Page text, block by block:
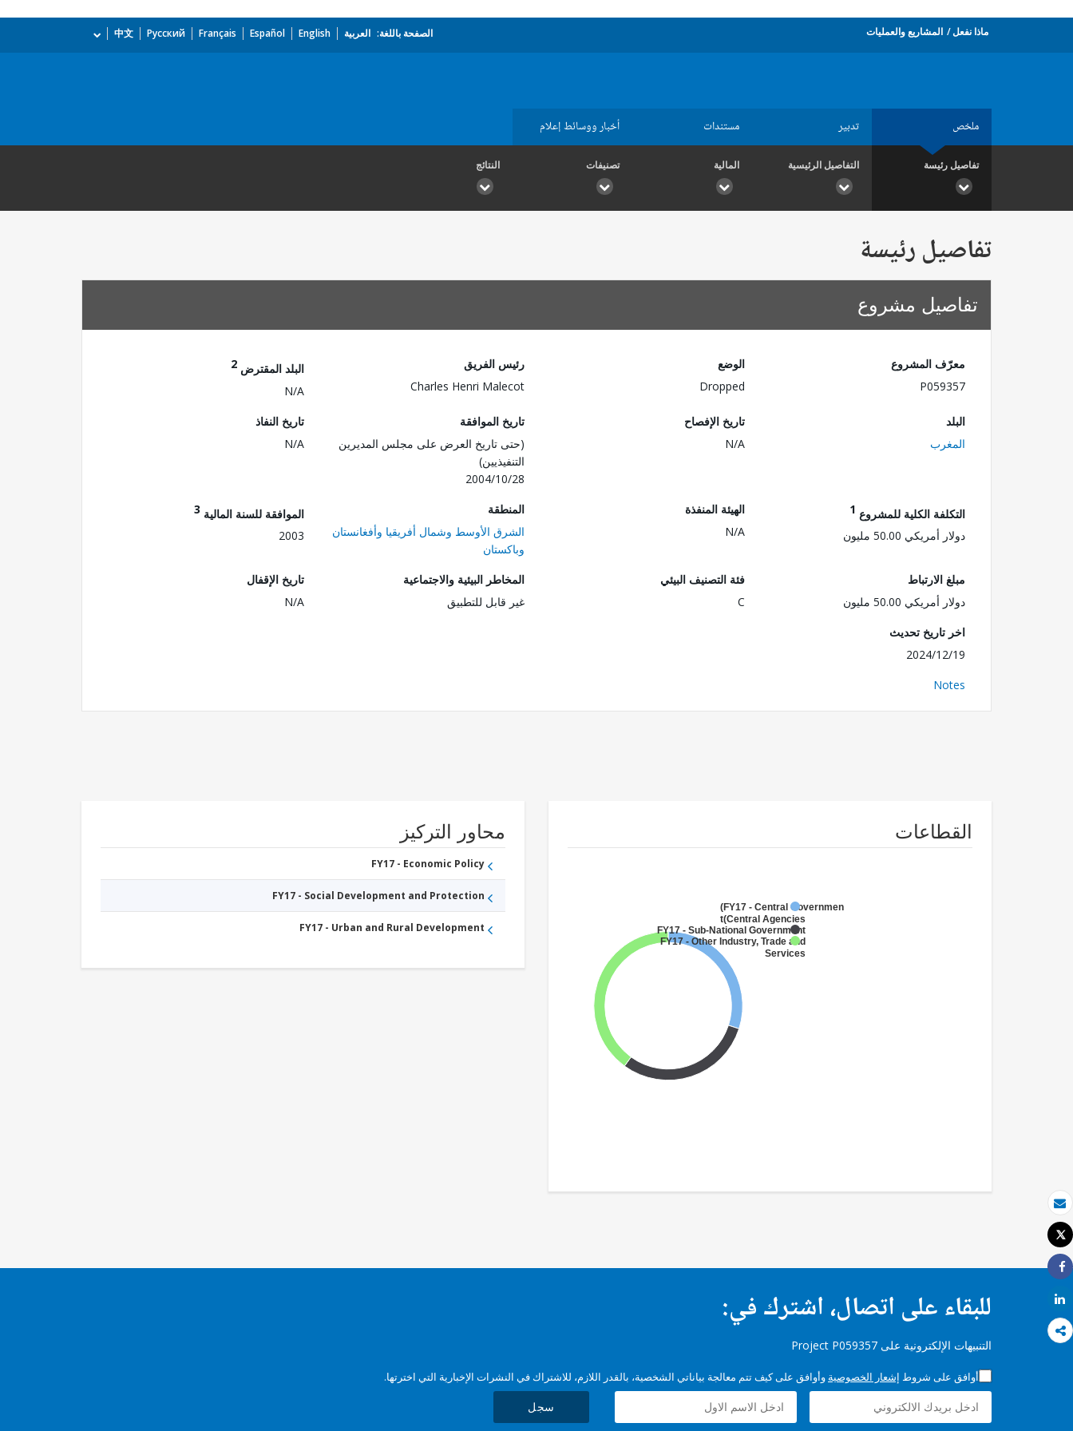
بريد الكتروني
طباعة
Tweet
Share
Share
ماذا نفعل المشاريع والعمليات الصفحة باللغة: العربية English
Español
Français
Русский
中文
ملخص تدبير مستندات أخبار ووسائط إعلام
تفاصيل رئيسة التفاصيل الرئيسية المالية تصنيفات النتائج
تفاصيل رئيسة
تفاصيل مشروع
معرّف المشروع
P059357
الوضع
Dropped
رئيس الفريق
Charles Henri Malecot
البلد المقترض 2
N/A
البلد
المغرب
تاريخ الإفصاح
N/A
تاريخ الموافقة
(حتى تاريخ العرض على مجلس المديرين
التنفيذيين)
2004/10/28
تاريخ النفاذ
N/A
التكلفة الكلية للمشروع 1
دولار أمريكي 50.00 مليون
الهيئة المنفذة
N/A
المنطقة
الشرق الأوسط وشمال أفريقيا وأفغانستان
وباكستان
الموافقة للسنة المالية 3
2003
مبلغ الارتباط
دولار أمريكي 50.00 مليون
فئة التصنيف البيئي
C
المخاطر البيئية والاجتماعية
غير قابل للتطبيق
تاريخ الإقفال
N/A
اخر تاريخ تحديث
2024/12/19
Notes
القطاعات
FY17 - Central Government
(Central Agencies
)
FY17 - Sub-National Government
FY17 - Other Industry, Trade and
Services
محاور التركيز
FY17 - Economic Policy
FY17 - Social Development and Protection
FY17 - Urban and Rural Development
للبقاء على اتصال، اشترك في:
التنبيهات الإلكترونية على Project P059357
أوافق على شروط إشعار الخصوصية وأوافق على كيف تتم معالجة بياناتي الشخصية، بالقدر اللازم، للاشتراك في النشرات الإخبارية التي اخترتها.
سجل